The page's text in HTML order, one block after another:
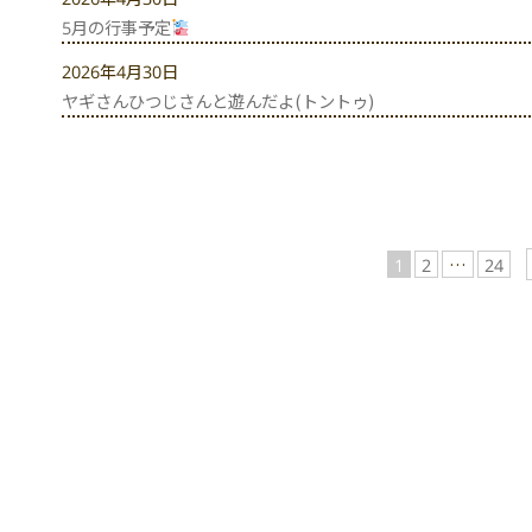
5月の行事予定
2026年4月30日
ヤギさんひつじさんと遊んだよ(トントゥ)
1 2 … 24